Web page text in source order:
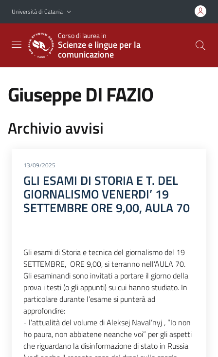
Vai al contenuto principale
Vai al menu di navigazione
Università di Catania
Corso di laurea in
Scienze e lingue per la
comunicazione
Giuseppe DI FAZIO
Archivio avvisi
13/09/2025
GLI ESAMI DI STORIA E T. DEL
GIORNALISMO VENERDI’ 19
SETTEMBRE ORE 9,00, AULA 70
Gli esami di Storia e tecnica del giornalismo del 19
SETTEMBRE, ORE 9,00, si terranno nell’AULA 70.
Gli esaminandi sono invitati a portare il giorno della
prova i testi (o gli appunti) su cui hanno studiato. In
particolare durante l’esame si punterà ad
approfondire:
- l’attualità del volume di Aleksej Naval’nyj , “Io non
ho paura, non abbiatene neanche voi” per gli aspetti
che riguardano la disinformazione di stato in Russia